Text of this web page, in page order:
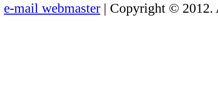
e-mail webmaster | Copyright © 2012.